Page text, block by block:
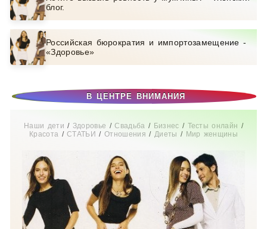
блог.
Российская бюрократия и импортозамещение -
«Здоровье»
В ЦЕНТРЕ ВНИМАНИЯ
Наши дети / Здоровье /Свадьба / Бизнес / Тесты онлайн /
Красота /СТАТЬИ /Отношения / Диеты / Мир женщины